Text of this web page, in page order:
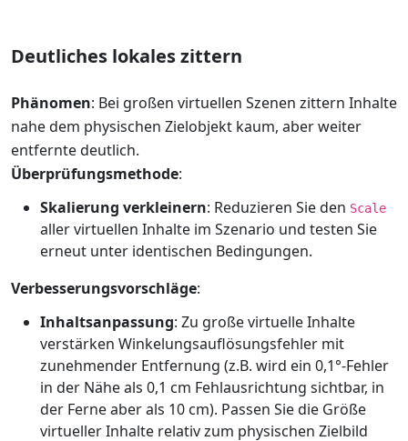
Deutliches lokales zittern
Phänomen: Bei großen virtuellen Szenen zittern Inhalte
nahe dem physischen Zielobjekt kaum, aber weiter
entfernte deutlich.
Überprüfungsmethode:
Skalierung verkleinern: Reduzieren Sie den Scale
aller virtuellen Inhalte im Szenario und testen Sie
erneut unter identischen Bedingungen.
Verbesserungsvorschläge:
Inhaltsanpassung: Zu große virtuelle Inhalte
verstärken Winkelungsauflösungsfehler mit
zunehmender Entfernung (z.B. wird ein 0,1°-Fehler
in der Nähe als 0,1 cm Fehlausrichtung sichtbar, in
der Ferne aber als 10 cm). Passen Sie die Größe
virtueller Inhalte relativ zum physischen Zielbild